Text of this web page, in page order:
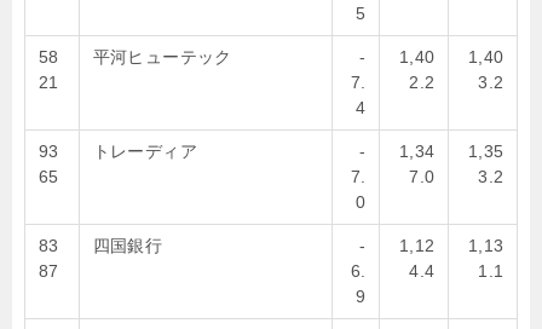
5
58
21
平河ヒューテック
-
7.
4
1,40
2.2
1,40
3.2
93
65
トレーディア
-
7.
0
1,34
7.0
1,35
3.2
83
87
四国銀行
-
6.
9
1,12
4.4
1,13
1.1